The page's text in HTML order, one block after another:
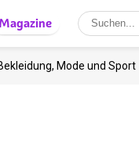
Magazine
Mode und Sport